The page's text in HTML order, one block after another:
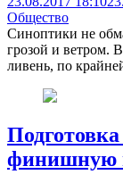
Общество
Синоптики не
грозой и ветром.
ливень, по
финишную